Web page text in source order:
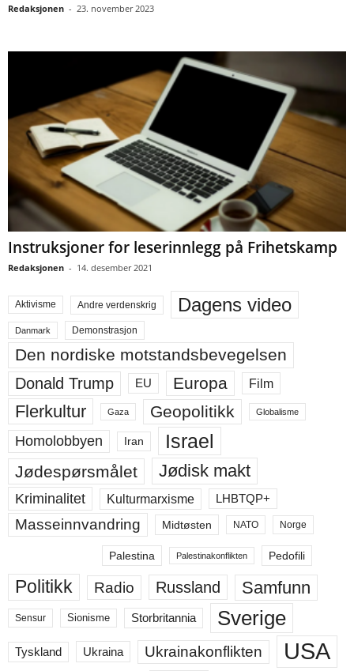
Redaksjonen - 23. november 2023
Instruksjoner for leserinnlegg på Frihetskamp
Redaksjonen - 14. desember 2021
Aktivisme Andre verdenskrig Dagens video
Danmark Demonstrasjon
Den nordiske motstandsbevegelsen
Donald Trump EU Europa Film
Flerkultur Gaza Geopolitikk Globalisme
Homolobbyen Iran Israel
Jødespørsmålet Jødisk makt
Kriminalitet Kulturmarxisme LHBTQP+
Masseinnvandring Midtøsten NATO Norge
Palestina Palestinakonflikten Pedofili
Politikk Radio Russland Samfunn
Sensur Sionisme Storbritannia Sverige
Tyskland Ukraina Ukrainakonflikten USA